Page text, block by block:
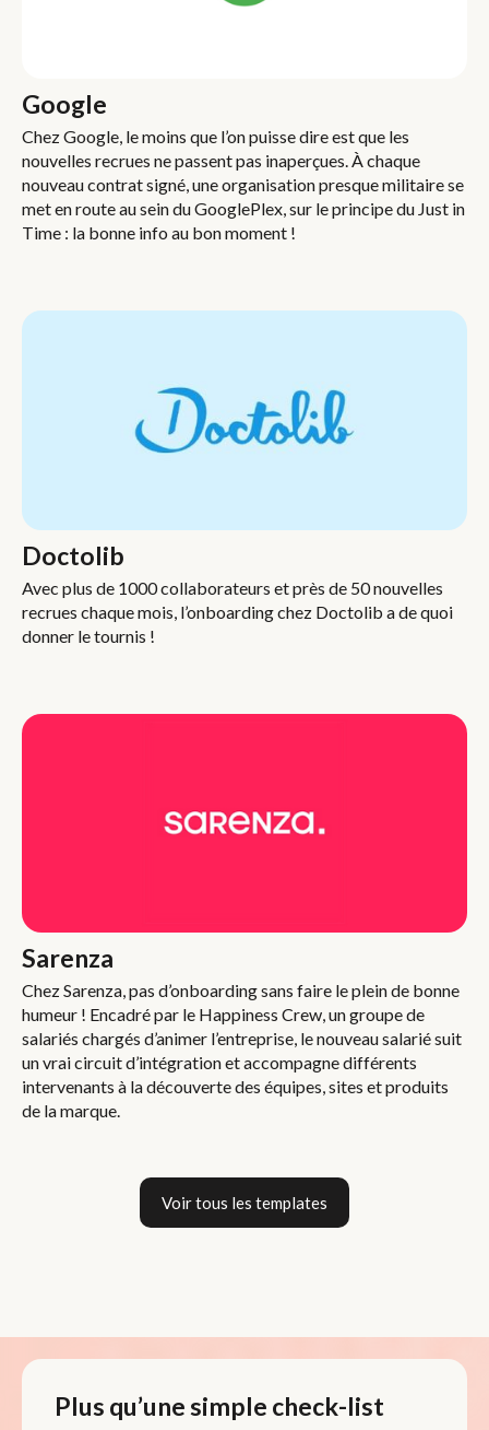
Google
Chez Google, le moins que l’on puisse dire est que les
nouvelles recrues ne passent pas inaperçues. À chaque
nouveau contrat signé, une organisation presque militaire se
met en route au sein du GooglePlex, sur le principe du Just in
Time : la bonne info au bon moment !
Doctolib
Avec plus de 1000 collaborateurs et près de 50 nouvelles
recrues chaque mois, l’onboarding chez Doctolib a de quoi
donner le tournis !
Sarenza
Chez Sarenza, pas d’onboarding sans faire le plein de bonne
humeur ! Encadré par le Happiness Crew, un groupe de
salariés chargés d’animer l’entreprise, le nouveau salarié suit
un vrai circuit d’intégration et accompagne différents
intervenants à la découverte des équipes, sites et produits
de la marque.
Voir tous les templates
Plus qu’une simple check-list